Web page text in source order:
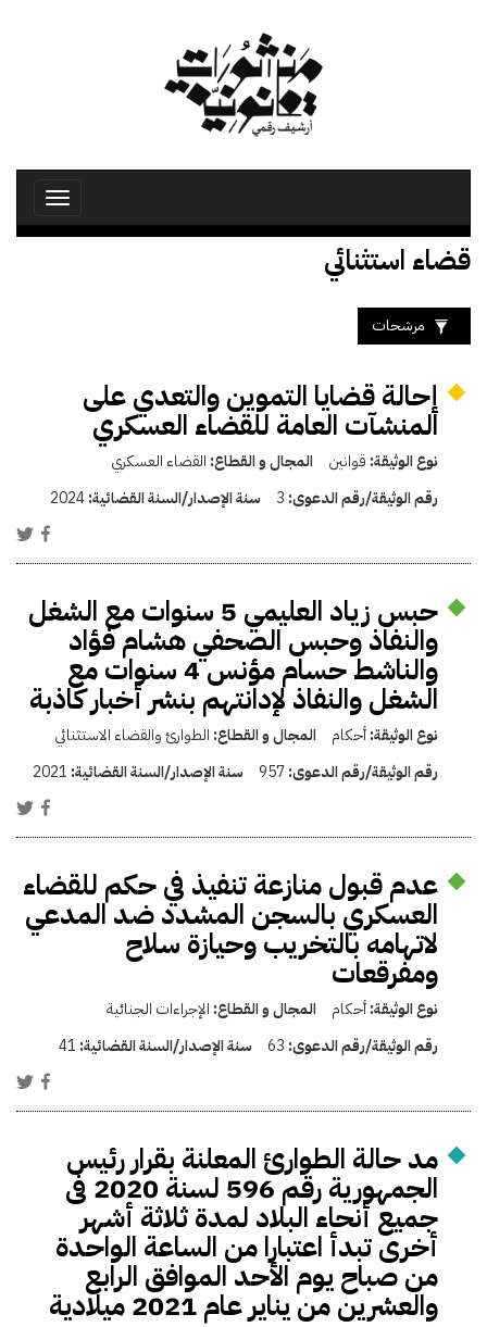
Toggle
قضاء استثنائي
مرشحات
إحالة قضايا التموين والتعدي على
المنشآت العامة للقضاء العسكري
نوع الوثيقة: قوانين المجال و القطاع: القضاء العسكري
رقم الوثيقة/رقم الدعوى: 3 سنة الإصدار/السنة القضائية:2024
حبس زياد العليمي 5 سنوات مع الشغل
والنفاذ وحبس الصحفي هشام فؤاد
والناشط حسام مؤنس 4 سنوات مع
الشغل والنفاذ لإدانتهم بنشر أخبار كاذبة
نوع الوثيقة:أحكام المجال و القطاع: الطوارئ والقضاء الاستثنائي
رقم الوثيقة/رقم الدعوى:957 سنة الإصدار/السنة القضائية: 2021
عدم قبول منازعة تنفيذ في حكم للقضاء
العسكري بالسجن المشدد ضد المدعي
لاتهامه بالتخريب وحيازة سلاح
ومفرقعات
نوع الوثيقة:أحكام المجال و القطاع: الإجراءات الجنائية
رقم الوثيقة/رقم الدعوى: 63 سنة الإصدار/السنة القضائية: 41
مد حالة الطوارئ المعلنة بقرار رئيس
الجمهورية رقم 596 لسنة 2020 فى
جميع أنحاء البلاد لمدة ثلاثة أشهر
أخرى تبدأ اعتبارا من الساعة الواحدة
من صباح يوم الأحد الموافق الرابع
والعشرين من يناير عام 2021 ميلادية